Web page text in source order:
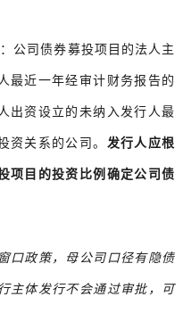
公司债券募投项目的法人主
最近一年经审计财务报告的
出资设立的未纳入发行人最
资关系的公司。 发行人应根
项目的投资比例确定公司债
口政策，母公司口径有隐债
主体发行不会通过审批，可